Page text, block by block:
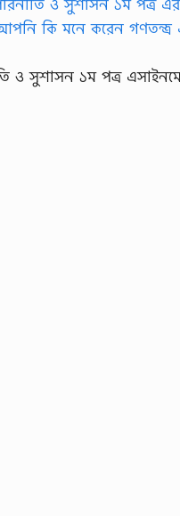
সুশাসন ১ম পত্র